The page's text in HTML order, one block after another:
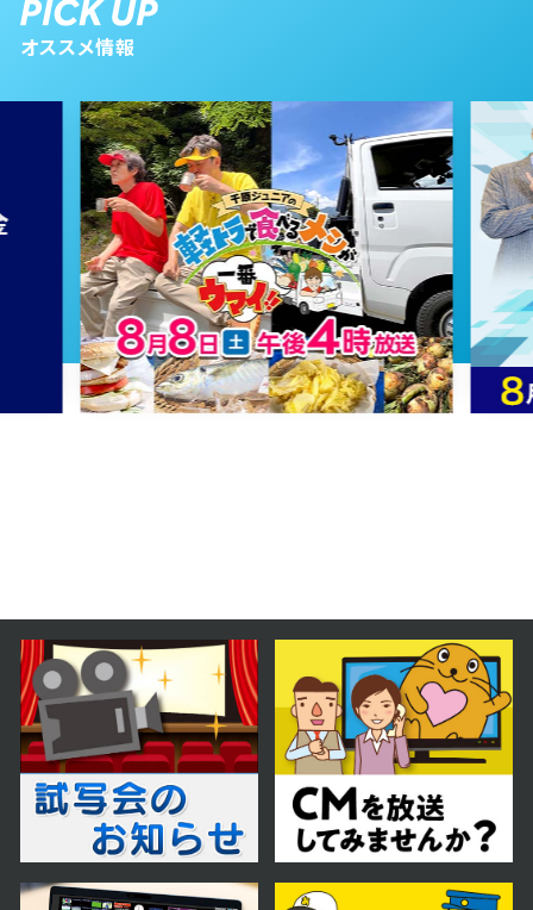
2025年 01月 18日 放送
2024年 12月 21日 放送
オススメ情報